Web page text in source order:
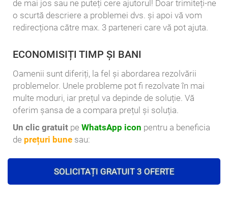
de mai jos sau ne puteți cere ajutorul! Doar trimiteți-ne
o scurtă descriere a problemei dvs. și apoi vă vom
redirecționa către max. 3 parteneri care vă pot ajuta.
ECONOMISIȚI TIMP ȘI BANI
Oamenii sunt diferiți, la fel și abordarea rezolvării
problemelor. Unele probleme pot fi rezolvate în mai
multe moduri, iar prețul va depinde de soluție. Vă
oferim șansa de a compara prețul și soluția.
Un clic gratuit pe WhatsApp icon pentru a beneficia
de prețuri bune sau:
SOLICITAȚI GRATUIT 3 OFERTE